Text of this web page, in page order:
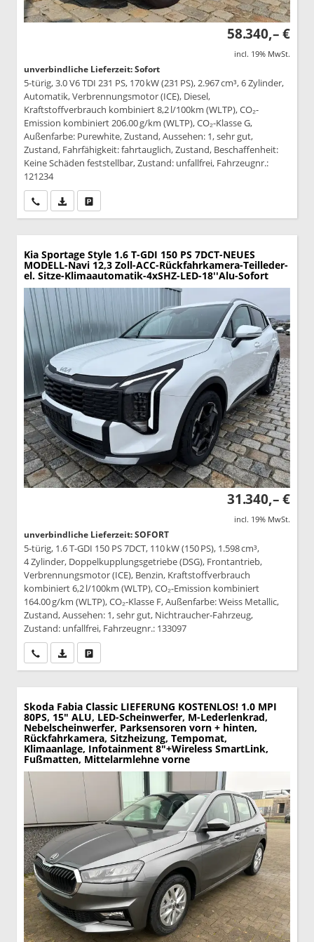
58.340,– €
incl. 19% MwSt.
unverbindliche Lieferzeit: Sofort
5-türig, 3.0 V6 TDI 231 PS, 170 kW (231 PS), 2.967 cm³, 6 Zylinder,
Automatik, Verbrennungsmotor (ICE), Diesel,
Kraftstoffverbrauch kombiniert 8,2 l/100km (WLTP), CO₂-
Emission kombiniert 206.00 g/km (WLTP), CO₂-Klasse G,
Außenfarbe: Purewhite, Zustand, Aussehen: 1, sehr gut,
Zustand, Fahrfähigkeit: fahrtauglich, Zustand, Beschaffenheit:
Keine Schäden feststellbar, Zustand: unfallfrei, Fahrzeugnr.:
121234
Wir rufen Sie anPDF-Datei, Fahrzeugexposé drucken
Kia Sportage Style 1.6 T-GDI 150 PS 7DCT-NEUES
MODELL-Navi 12,3 Zoll-ACC-Rückfahrkamera-Teilleder-
el. Sitze-Klimaautomatik-4xSHZ-LED-18''Alu-Sofort
31.340,– €
incl. 19% MwSt.
unverbindliche Lieferzeit: SOFORT
5-türig, 1.6 T-GDI 150 PS 7DCT, 110 kW (150 PS), 1.598 cm³,
4 Zylinder, Doppelkupplungsgetriebe (DSG), Frontantrieb,
Verbrennungsmotor (ICE), Benzin, Kraftstoffverbrauch
kombiniert 6,2 l/100km (WLTP), CO₂-Emission kombiniert
164.00 g/km (WLTP), CO₂-Klasse F, Außenfarbe: Weiss Metallic,
Zustand, Aussehen: 1, sehr gut, Nichtraucher-Fahrzeug,
Zustand: unfallfrei, Fahrzeugnr.: 133097
Wir rufen Sie anPDF-Datei, Fahrzeugexposé drucken
Skoda Fabia Classic LIEFERUNG KOSTENLOS! 1.0 MPI
80PS, 15" ALU, LED-Scheinwerfer, M-Lederlenkrad,
Nebelscheinwerfer, Parksensoren vorn + hinten,
Rückfahrkamera, Sitzheizung, Tempomat,
Klimaanlage, Infotainment 8"+Wireless SmartLink,
Fußmatten, Mittelarmlehne vorne